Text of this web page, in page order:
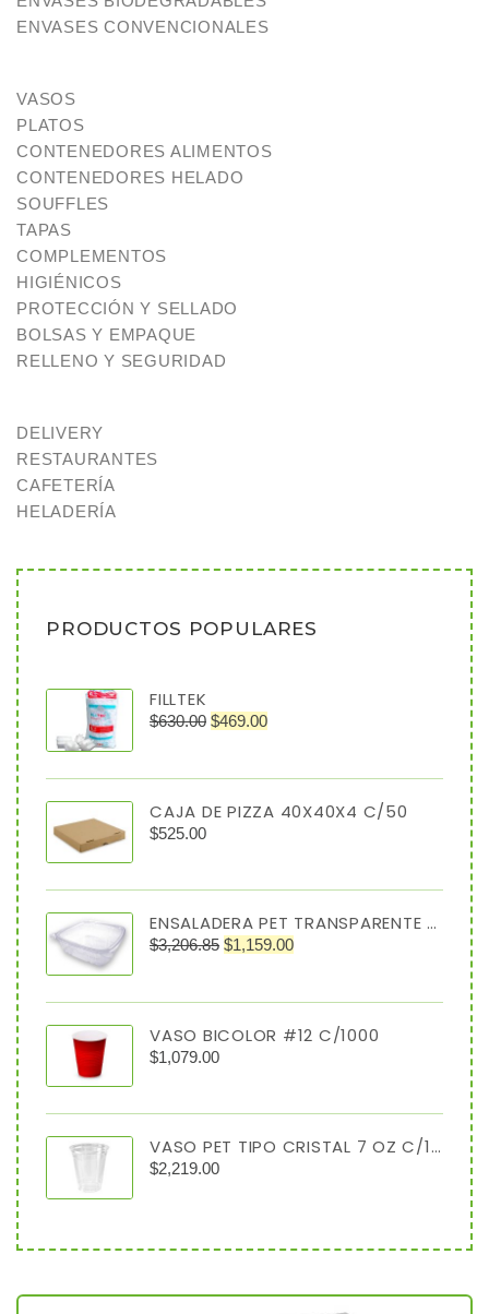
ENVASES CONVENCIONALES
VASOS
PLATOS
CONTENEDORES ALIMENTOS
CONTENEDORES HELADO
SOUFFLES
TAPAS
COMPLEMENTOS
HIGIÉNICOS
PROTECCIÓN Y SELLADO
BOLSAS Y EMPAQUE
RELLENO Y SEGURIDAD
DELIVERY
RESTAURANTES
CAFETERÍA
HELADERÍA
PRODUCTOS POPULARES
FILLTEK
$630.00 $469.00
CAJA DE PIZZA 40X40X4 C/50
$525.00
ENSALADERA PET TRANSPARENTE 64 OZ TIPO ALMEJA
$3,206.85 $1,159.00
VASO BICOLOR #12 C/1000
$1,079.00
VASO PET TIPO CRISTAL 7 OZ C/1000
$2,219.00